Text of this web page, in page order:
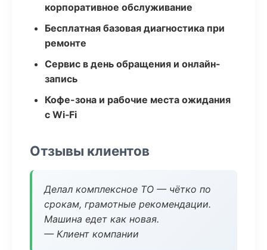
корпоративное обслуживание
Бесплатная базовая диагностика при
ремонте
Сервис в день обращения и онлайн-
запись
Кофе-зона и рабочие места ожидания
с Wi‑Fi
Отзывы клиентов
Делал комплексное ТО — чётко по
срокам, грамотные рекомендации.
Машина едет как новая.
— Клиент компании